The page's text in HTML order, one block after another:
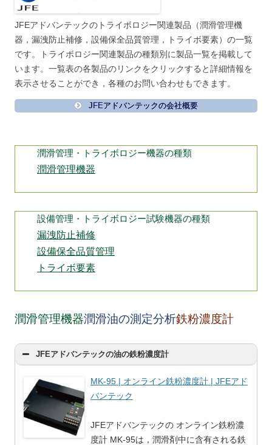
JFEアドバンテックのトライボロジー関連製品（潤滑管理機
器，漏洩防止補修，設備保全品質管理，トライボ要素）の一覧
です。トライボロジー関連製品の種類別に製品一覧を掲載して
います。一覧表の各製品のリンクをクリックすると詳細情報を
表示させることができ，各種のお問い合わせもできます。
JFEアドバンテックの会社概要
潤滑管理・トライボロジー機器の種類
潤滑管理機器
設備管理・トライボロジー試験機器の種類
漏洩防止補修
設備保全品質管理
トライボ要素
潤滑管理機器潤滑油の測定分析鉄粉濃度計
JFEアドバンテックの油の鉄粉濃度計
MK-95 | オンライン鉄粉濃度計 | JFEアド
バンテック
JFEアドバンテックの オンライン鉄粉濃
度計 MK-95は，潤滑剤中に含有される鉄